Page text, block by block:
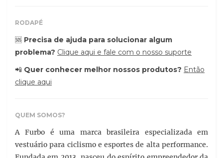
RODAPÉ
🆘 Precisa de ajuda para solucionar algum
problema? Clique aqui e fale com o nosso suporte
📲 Quer conhecer melhor nossos produtos? Então
clique aqui
QUEM SOMOS?
A Furbo é uma marca brasileira especializada em
vestuário para ciclismo e esportes de alta performance.